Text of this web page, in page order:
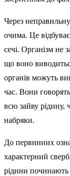
Через
очима. Це
сечі. Організм не
що воно
органів можуть
час. Вони
всю зайву рідину,
набряки.
До первинних
характерний
рідини починають